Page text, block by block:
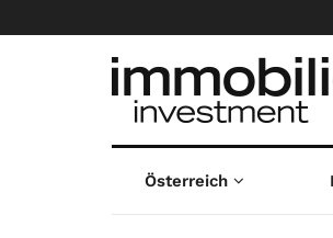
Österreich